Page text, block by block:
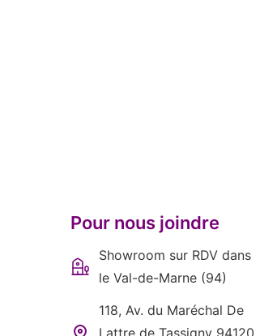
Pour nous joindre
Showroom sur RDV dans
le Val-de-Marne (94)
118, Av. du Maréchal De
Lattre de Tassigny 94120